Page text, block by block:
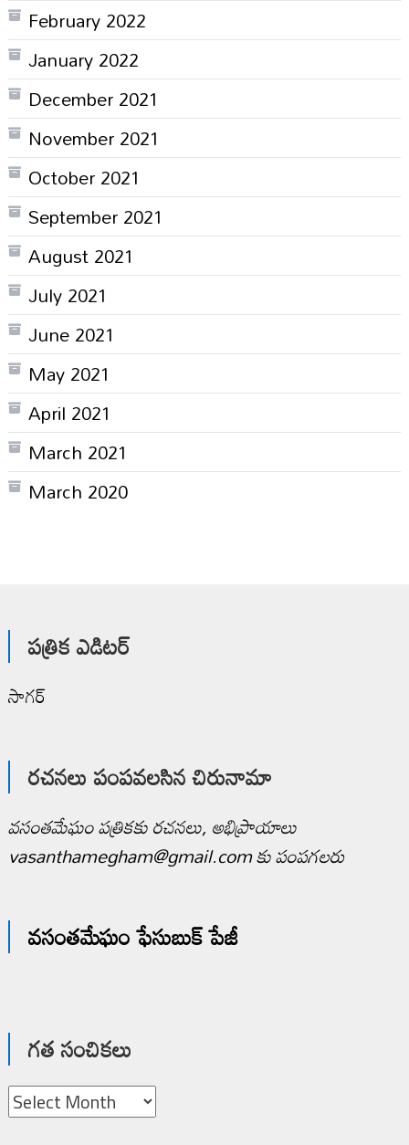
February 2022
January 2022
December 2021
November 2021
October 2021
September 2021
August 2021
July 2021
June 2021
May 2021
April 2021
March 2021
March 2020
పత్రిక ఎడిటర్
సాగర్
రచనలు పంపవలసిన చిరునామా
వసంతమేఘం పత్రికకు రచనలు, అభిప్రాయాలు
vasanthamegham@gmail.com కు పంపగలరు
వసంతమేఘం ఫేసుబుక్ పేజీ
గత సంచికలు
గత
సంచికలు